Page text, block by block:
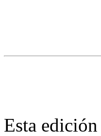
Esta edición